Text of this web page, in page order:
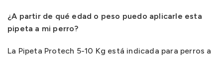
¿A partir de qué edad o peso puedo aplicarle esta
pipeta a mi perro?
La Pipeta Protech 5-10 Kg está indicada para perros a